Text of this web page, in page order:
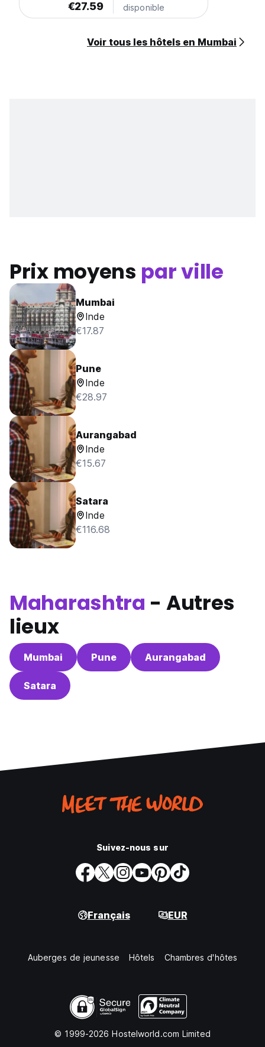
€27.59
disponible
Voir tous les hôtels en Mumbai
Prix moyens par ville
Mumbai
Inde
€17.87
Pune
Inde
€28.97
Aurangabad
Inde
€15.67
Satara
Inde
€116.68
Maharashtra - Autres
lieux
Mumbai Pune Aurangabad
Satara
Suivez-nous sur
Français EUR
Auberges de jeunesse Hôtels Chambres d'hôtes
© 1999-2026 Hostelworld.com Limited